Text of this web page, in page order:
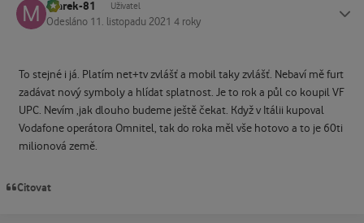
marek-81 Uživatel
Odesláno 11. listopadu 2021 4 roky
To stejné i já. Platím net+tv zvlášť a mobil taky zvlášť. Nebaví mě furt
zadávat nový symboly a hlídat splatnost. Je to rok a půl co koupil VF
UPC. Nevím ,jak dlouho budeme ještě čekat. Když v Itálii kupoval
Vodafone operátora Omnitel, tak do roka měl vše hotovo a to je 60ti
milionová země.
Citovat